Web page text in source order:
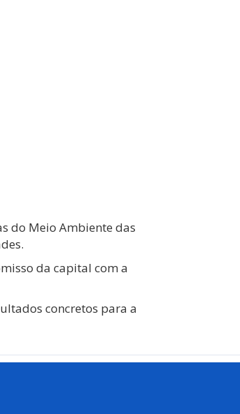
do Meio Ambiente das
da capital com a
concretos para a